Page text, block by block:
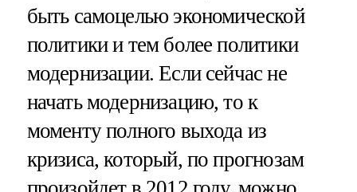
быть самоцелью экономической
политики и тем более политики
модернизации. Если сейчас не
начать модернизацию, то к
моменту полного выхода из
кризиса, который, по прогнозам